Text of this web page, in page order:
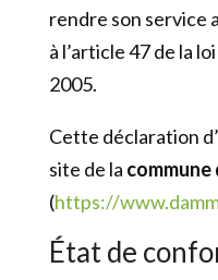
rendre son service
à l’article 47 de la
2005.
Cette déclaration
site de la
(https://
État de